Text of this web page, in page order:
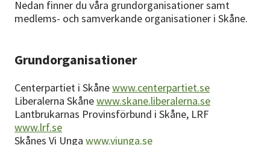
Avdelningar
Lyssna
Nedan finner du våra grundorganisationer samt
medlems- och samverkande organisationer i Skåne.
Grundorganisationer
Centerpartiet i Skånewww.centerpartiet.se
Liberalerna Skånewww.skane.liberalerna.se
Lantbrukarnas Provinsförbund i Skåne, LRF
www.lrf.se
Skånes Vi Unga www.viunga.se